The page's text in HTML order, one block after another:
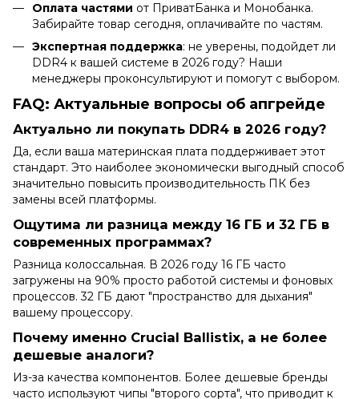
Оплата частями от ПриватБанка и Монобанка.
Забирайте товар сегодня, оплачивайте по частям.
Экспертная поддержка: не уверены, подойдет ли
DDR4 к вашей системе в 2026 году? Наши
менеджеры проконсультируют и помогут с выбором.
FAQ: Актуальные вопросы об апгрейде
Актуально ли покупать DDR4 в 2026 году?
Да, если ваша материнская плата поддерживает этот
стандарт. Это наиболее экономически выгодный способ
значительно повысить производительность ПК без
замены всей платформы.
Ощутима ли разница между 16 ГБ и 32 ГБ в
современных программах?
Разница колоссальная. В 2026 году 16 ГБ часто
загружены на 90% просто работой системы и фоновых
процессов. 32 ГБ дают "пространство для дыхания"
вашему процессору.
Почему именно Crucial Ballistix, а не более
дешевые аналоги?
Из-за качества компонентов. Более дешевые бренды
часто используют чипы "второго сорта", что приводит к